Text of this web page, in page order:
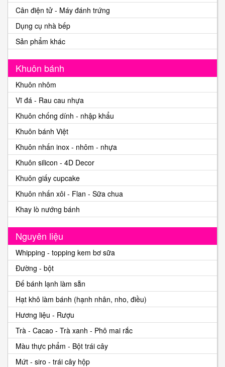
Cân điện tử - Máy đánh trứng
Dụng cụ nhà bếp
Sản phẩm khác
Khuôn bánh
Khuôn nhôm
Vĩ đá - Rau cau nhựa
Khuôn chống dính - nhập khẩu
Khuôn bánh Việt
Khuôn nhấn inox - nhôm - nhựa
Khuôn silicon - 4D Decor
Khuôn giấy cupcake
Khuôn nhấn xôi - Flan - Sữa chua
Khay lò nướng bánh
Nguyên liệu
Whipping - topping kem bơ sữa
Đường - bột
Đế bánh lạnh làm sẵn
Hạt khô làm bánh (hạnh nhân, nho, điều)
Hương liệu - Rượu
Trà - Cacao - Trà xanh - Phô mai rắc
Màu thực phẩm - Bột trái cây
Mứt - siro - trái cây hộp